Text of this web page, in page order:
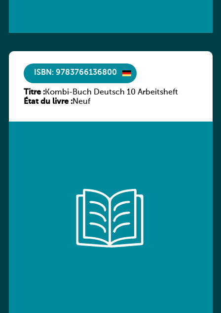
ISBN: 9783766136800
Titre :Kombi-Buch Deutsch 10 Arbeitsheft
État du livre :Neuf